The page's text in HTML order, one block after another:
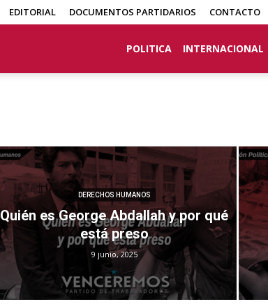
EDITORIAL DOCUMENTOS PARTIDARIOS CONTACTO
POLITICA INTERNACIONAL
DERECHOS HUMANOS
Quién es George Abdallah y por qué
está preso
9 junio, 2025